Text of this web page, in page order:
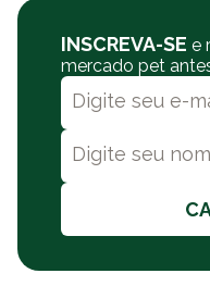
INSCREVA-SE e
mercado pet